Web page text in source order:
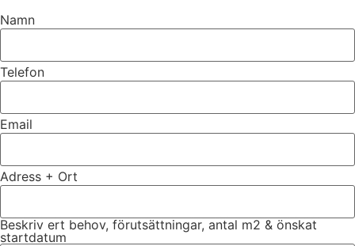
Namn
Telefon
Email
Adress + Ort
Beskriv ert behov, förutsättningar, antal m2 & önskat
startdatum